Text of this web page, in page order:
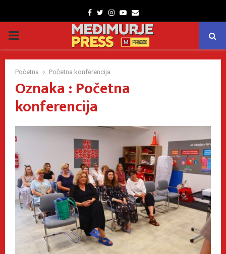
Facebook
TwitterInstagram
Youtube
Email
PRIMARY
MENU
Početna Početna konferencija
Oznaka : Početna
konferencija